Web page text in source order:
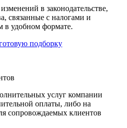
в законодательстве,
связанные с налогами и
в удобном формате.
подборку
услуг компании
оплаты, либо на
сопровождаемых клиентов